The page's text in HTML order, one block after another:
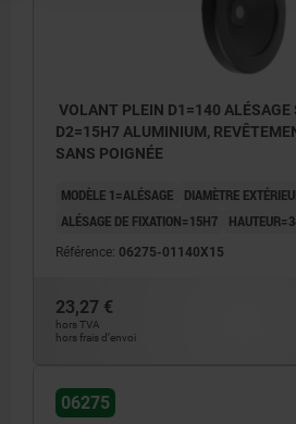
VOLANT PLEIN D1=140 ALÉSAGE
D2=15H7 ALUMINIUM,
SANS POIGNÉE
MODÈLE 1=ALÉSAGE
DIAMÈTRE
ALÉSAGE DE FIXATION=15H7
Référence: 06275-01140X15
23,27 €
hors TVA
hors frais d’envoi
06275